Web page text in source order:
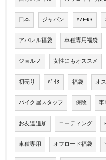
日本 ジャパン YZF-R3
アパレル福袋 車種専用福袋
ジョルノ 女性にもオススメ
初売り ﾊﾞｲｸ 福袋 オ
バイク屋スタッフ 保険 車
お友達追加 コーティング
車種専用 オフロード福袋